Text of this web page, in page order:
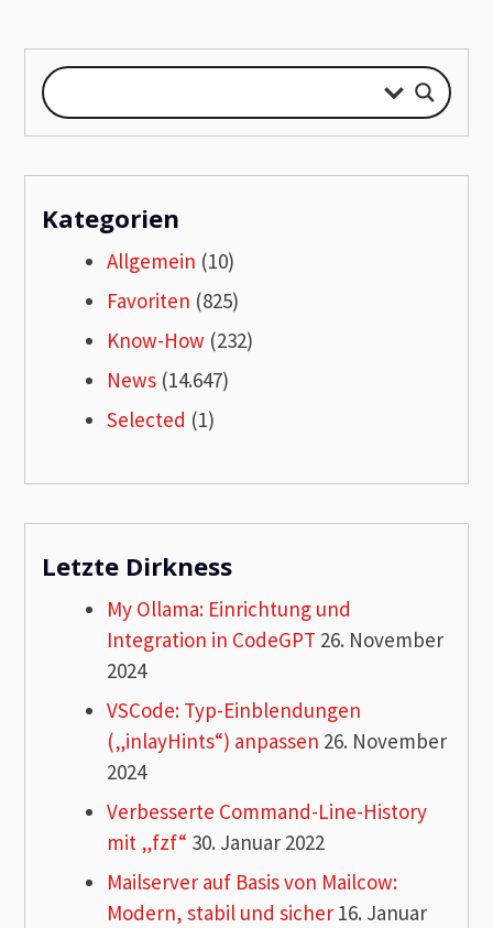
Kategorien
Allgemein (10)
Favoriten (825)
Know-How (232)
News (14.647)
Selected (1)
Letzte Dirkness
My Ollama: Einrichtung und
Integration in CodeGPT 26. November
2024
VSCode: Typ-Einblendungen
(„inlayHints“) anpassen 26. November
2024
Verbesserte Command-Line-History
mit „fzf“ 30. Januar 2022
Mailserver auf Basis von Mailcow:
Modern, stabil und sicher 16. Januar